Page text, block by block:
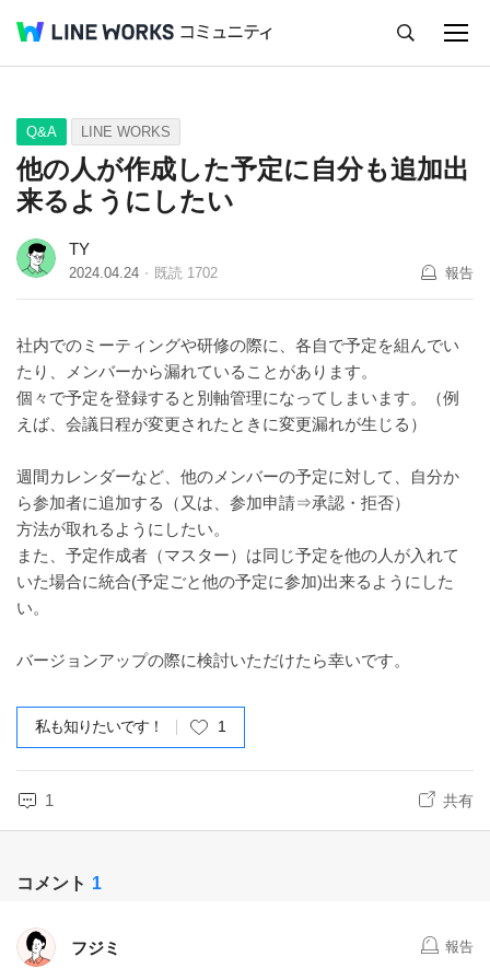
Q&A Tips Ideas
Q&A LINE WORKS
他の人が作成した予定に自分も追加出
来るようにしたい
TY
2024.04.24 既読 1702 報告
社内でのミーティングや研修の際に、各自で予定を組んでい
たり、メンバーから漏れていることがあります。
個々で予定を登録すると別軸管理になってしまいます。（例
えば、会議日程が変更されたときに変更漏れが生じる）
週間カレンダーなど、他のメンバーの予定に対して、自分か
ら参加者に追加する（又は、参加申請⇒承認・拒否）
方法が取れるようにしたい。
また、予定作成者（マスター）は同じ予定を他の人が入れて
いた場合に統合(予定ごと他の予定に参加)出来るようにした
い。
バージョンアップの際に検討いただけたら幸いです。
私も知りたいです！ 1
1 共有
コメント 1
フジミ 報告